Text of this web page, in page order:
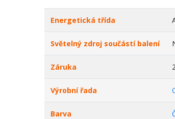
Energetická třída
Světelný zdroj součástí balení
Záruka
Výrobní řada
Barva